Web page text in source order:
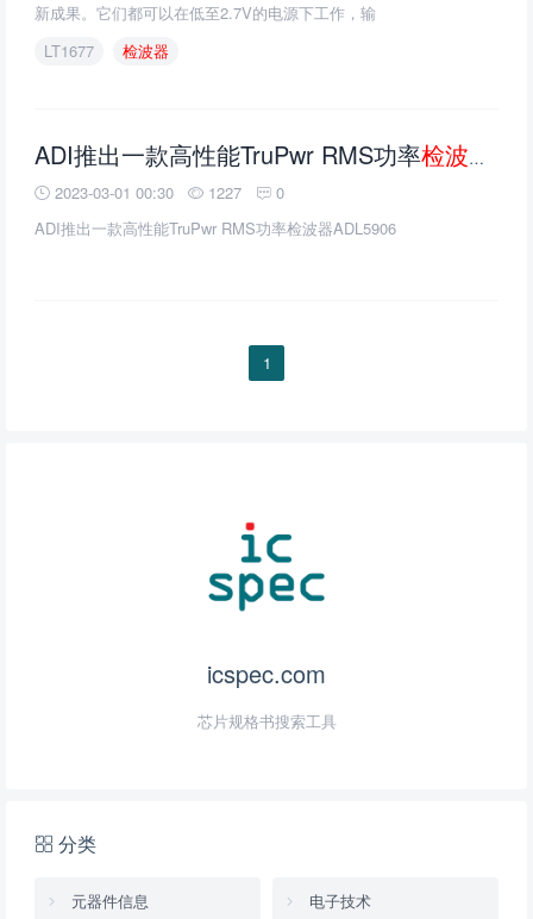
新成果。它们都可以在低至2.7V的电源下工作，输
入偏置电压仅为20μV，并具有轨对轨输出。
LT1677 检波器
ADI推出一款高性能TruPwr RMS功率检波器
2023-03-01 00:30 1227
0
ADI推出一款高性能TruPwr RMS功率检波器ADL5906
1
icspec.com
芯片规格书搜索工具
分类
元器件信息 电子技术